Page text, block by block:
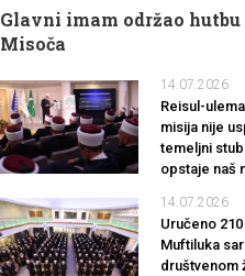
Glavni imam održao hutbu
Misoča
14.07.2026
Reisul-
misija nije
temeljni
opstaje naš
14.07.2026
Uručeno
Muftiluka
društvenom